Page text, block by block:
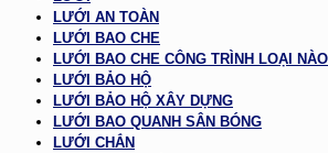
LƯỚI AN TOÀN
LƯỚI BAO CHE
LƯỚI BAO CHE CÔNG TRÌNH LOẠI
LƯỚI BẢO HỘ
LƯỚI BẢO HỘ XÂY DỰNG
LƯỚI BAO QUANH SÂN BÓNG
LƯỚI CHẮN